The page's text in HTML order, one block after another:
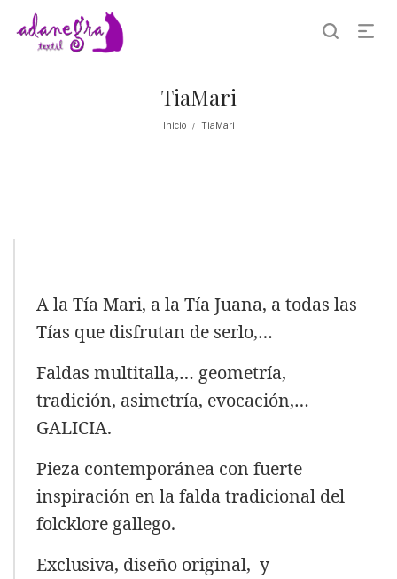
TiaMari
Inicio / TiaMari
A la Tía Mari, a la Tía Juana, a todas las
Tías que disfrutan de serlo,…
Faldas multitalla,… geometría,
tradición, asimetría, evocación,…
GALICIA.
Pieza contemporánea con fuerte
inspiración en la falda tradicional del
folcklore gallego.
Exclusiva, diseño original, y